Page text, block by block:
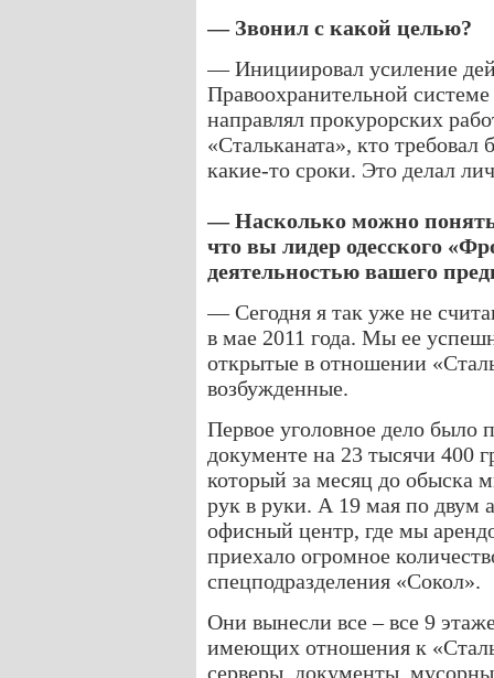
— Звонил с какой целью?
— Инициировал усиление
Правоохранительной системе
направлял прокурорских
«Стальканата», кто
какие-то сроки. Это делал
— Насколько можно
что вы лидер одесского
деятельностью вашего
— Сегодня я так уже не
в мае 2011 года. Мы ее
открытые в отношении
возбужденные.
Первое уголовное дело было
документе на 23 тысячи 400
который за месяц до обыска
рук в руки. А 19 мая по двум
офисный центр, где мы
приехало огромное
спецподразделения «Сокол».
Они вынесли все – все 9
имеющих отношения к
серверы, документы,